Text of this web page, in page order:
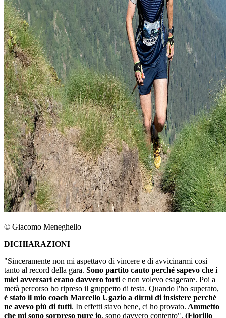
© Giacomo Meneghello
DICHIARAZIONI
"Sinceramente non mi aspettavo di vincere e di avvicinarmi così
tanto al record della gara. Sono partito cauto perché sapevo che i
miei avversari erano davvero forti e non volevo esagerare. Poi a
metà percorso ho ripreso il gruppetto di testa. Quando l'ho superato,
è stato il mio coach Marcello Ugazio a dirmi di insistere perché
ne avevo più di tutti. In effetti stavo bene, ci ho provato. Ammetto
che mi sono sorpreso pure io, sono davvero contento". (Fiorillo